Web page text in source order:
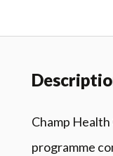
Champ
programme